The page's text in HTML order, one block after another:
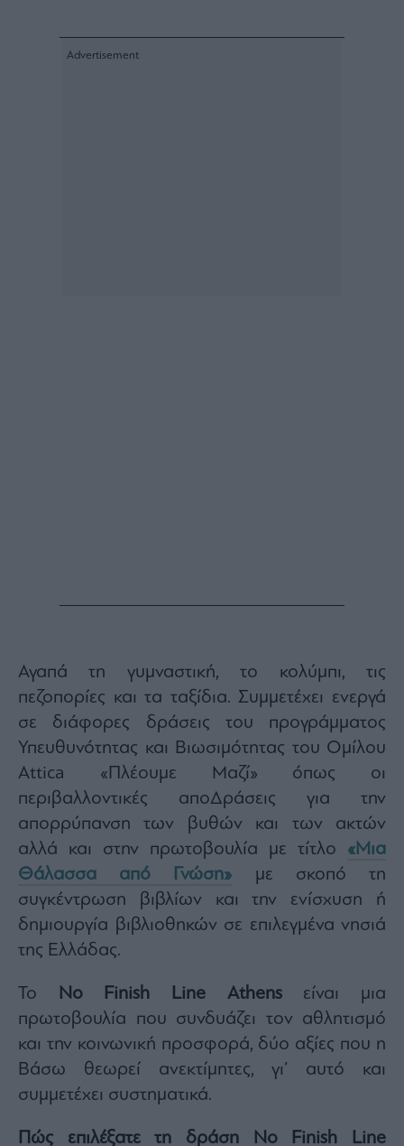
Άρθρα
Αγορές
Trader's
book
Buy-
Hold-
Sell
The
Value
Investor
Crypto
Χρηματιστηριακές
Ανακοινώσεις
Content
Branded
Content
Reports
&
Branded
Content
Calendar
Αγαπά τη γυμναστική, το κολύμπι, τις
πεζοπορίες και τα ταξίδια. Συμμετέχει ενεργά
σε διάφορες δράσεις του προγράμματος
Υπευθυνότητας και Βιωσιμότητας του Ομίλου
Attica «Πλέουμε Μαζί» όπως οι
περιβαλλοντικές αποΔράσεις για την
απορρύπανση των βυθών και των ακτών
αλλά και στην πρωτοβουλία με τίτλο «Μια
Θάλασσα από Γνώση» με σκοπό τη
συγκέντρωση βιβλίων και την ενίσχυση ή
δημιουργία βιβλιοθηκών σε επιλεγμένα νησιά
της Ελλάδας.
Το No Finish Line Athensείναι μια
πρωτοβουλία που συνδυάζει τον αθλητισμό
και την κοινωνική προσφορά, δύο αξίες που η
Βάσω θεωρεί ανεκτίμητες, γι’ αυτό και
συμμετέχει συστηματικά.
Πώς επιλέξατε τη δράση No Finish Line